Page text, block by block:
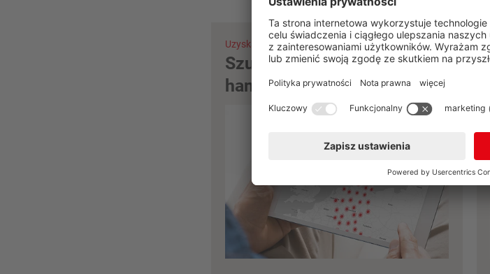
Uzyskaj poradę już teraz
Szukanie placówki
handlowej nobilia